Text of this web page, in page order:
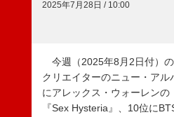
2025年7月28日 / 10:00
今週（2025年8月2日付）の
クリエイターのニュー・ア
にアレックス・ウォーレン
『Sex Hysteria』、10位に